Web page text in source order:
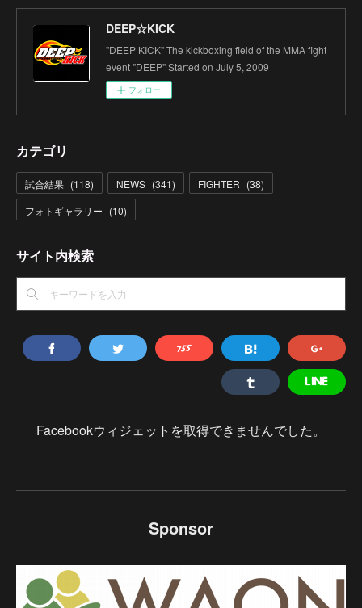
DEEP☆KICK
"DEEP KICK" The kickboxing field of the MMA fight
event "DEEP" Started on July 5, 2009
フォロー
カテゴリ
試合結果 (118) NEWS (341) FIGHTER (38)
フォトギャラリー (10)
サイト内検索
Facebookウィジェットを取得できませんでした。
Sponsor